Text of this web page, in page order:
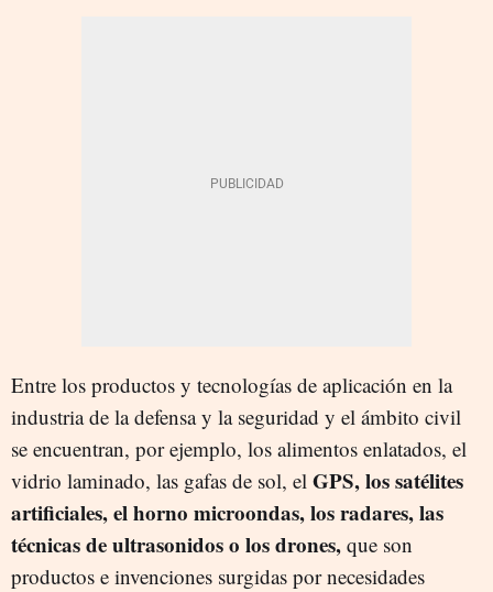
Entre los productos y tecnologías de aplicación en la
industria de la defensa y la seguridad y el ámbito civil
se encuentran, por ejemplo, los alimentos enlatados, el
vidrio laminado, las gafas de sol, el GPS, los satélites
artificiales, el horno microondas, los radares, las
técnicas de ultrasonidos o los drones, que son
productos e invenciones surgidas por necesidades